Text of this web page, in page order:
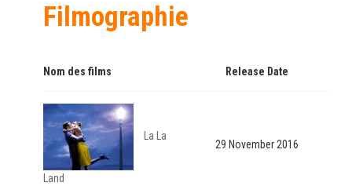
Filmographie
Nom des films Release Date
La La
Land
29 November 2016